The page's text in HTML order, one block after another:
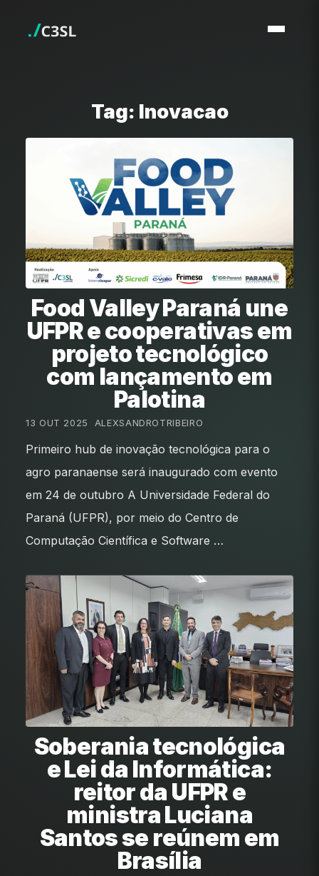
Tag: Inovacao
Food Valley Paraná une
UFPR e cooperativas em
projeto tecnológico
com lançamento em
Palotina
13 OUT 2025 ALEXSANDROTRIBEIRO
Primeiro hub de inovação tecnológica para o
agro paranaense será inaugurado com evento
em 24 de outubro A Universidade Federal do
Paraná (UFPR), por meio do Centro de
Computação Científica e Software …
Soberania tecnológica
e Lei da Informática:
reitor da UFPR e
ministra Luciana
Santos se reúnem em
Brasília